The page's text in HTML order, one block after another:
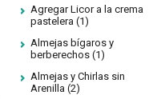
Agregar Licor a la crema
pastelera (1)
Almejas bígaros y
berberechos (1)
Almejas y Chirlas sin
Arenilla (2)